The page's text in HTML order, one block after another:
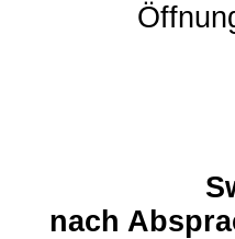
nach